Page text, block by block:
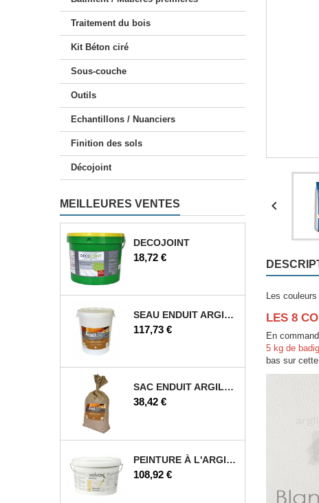
Traitement du bois
Kit Béton ciré
Sous-couche
Outils
Echantillons / Nuanciers
Finition des sols
Décojoint
MEILLEURES VENTES
DECOJOINT
Prix
18,72 €
SEAU ENDUIT ARGILE 25 KG
Prix
117,73 €
SAC ENDUIT ARGILE 12,5 KG
Prix
38,42 €
PEINTURE À L'ARGILE 5 L
Prix
108,92 €

Les
LES 8
En
5 kg de
bas sur